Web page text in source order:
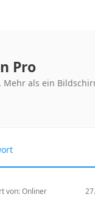
Pro
Mehr als ein
von: Onliner